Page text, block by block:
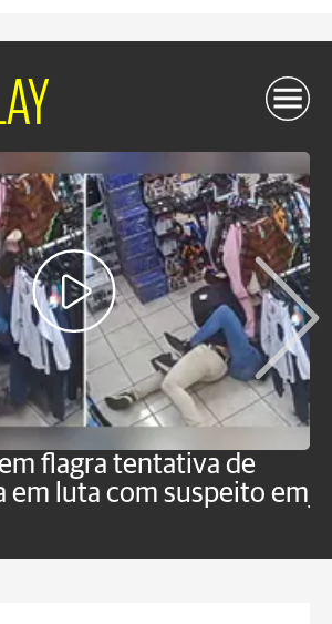
flagra tentativa de
em luta com suspeito em